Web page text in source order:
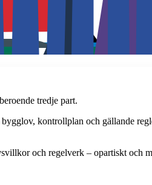
tredje part.
kontrollplan och gällande
och regelverk – opartiskt och